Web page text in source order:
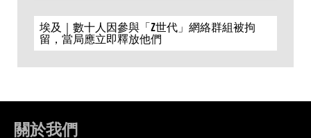
埃及｜數十人因參與「Z世代」網絡群組被拘
留，當局應立即釋放他們
關於我們